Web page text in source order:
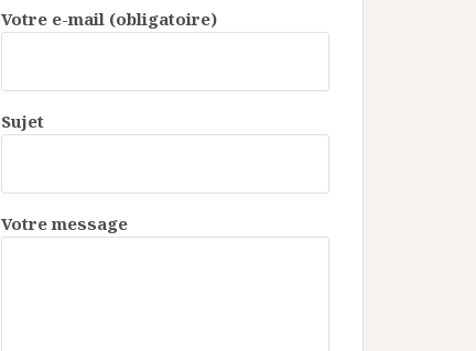
Votre e-mail (obligatoire)
Sujet
Votre message